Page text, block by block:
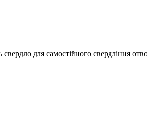
для самостійного свердління